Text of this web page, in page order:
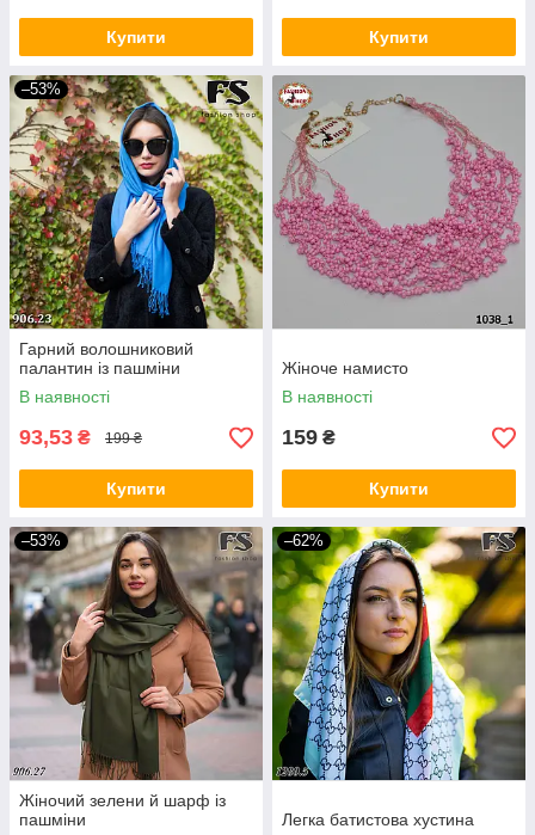
Купити Купити
–53%
Гарний волошниковий
палантин із пашміни
В наявності
93,53 ₴ 199 ₴
Купити
Жіноче намисто
В наявності
159 ₴
Купити
–53%
Жіночий зелени й шарф із
пашміни
–62%
Легка батистова хустина